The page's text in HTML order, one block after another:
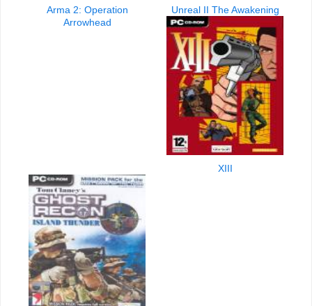
Arma 2: Operation
Arrowhead
Unreal II The Awakening
XIII